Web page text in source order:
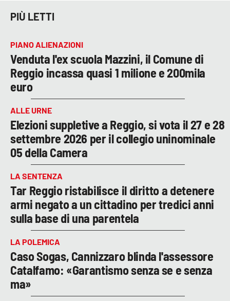
PIÙ LETTI
PIANO ALIENAZIONI
Venduta l'ex scuola Mazzini, il Comune di
Reggio incassa quasi 1 milione e 200mila
euro
ALLE URNE
Elezioni suppletive a Reggio, si vota il 27 e 28
settembre 2026 per il collegio uninominale
05 della Camera
LA SENTENZA
Tar Reggio ristabilisce il diritto a detenere
armi negato a un cittadino per tredici anni
sulla base di una parentela
LA POLEMICA
Caso Sogas, Cannizzaro blinda l'assessore
Catalfamo: «Garantismo senza se e senza
ma»